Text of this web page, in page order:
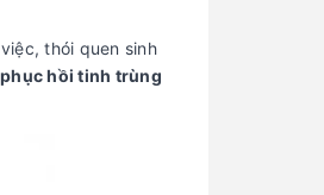
thói quen sinh
hồi tinh trùng